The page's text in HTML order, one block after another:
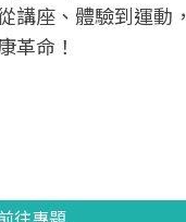
講座、體驗到運動，
革命！